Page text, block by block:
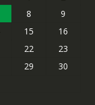
8
9
15
16
22
23
29
30